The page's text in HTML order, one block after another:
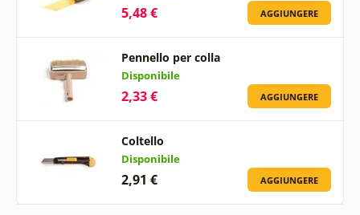
5,48 € AGGIUNGERE
Pennello per colla
Disponibile
2,33 € AGGIUNGERE
Coltello
Disponibile
2,91 € AGGIUNGERE